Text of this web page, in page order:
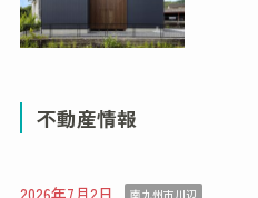
不動産情報
2026年7月2日 南九州市川辺